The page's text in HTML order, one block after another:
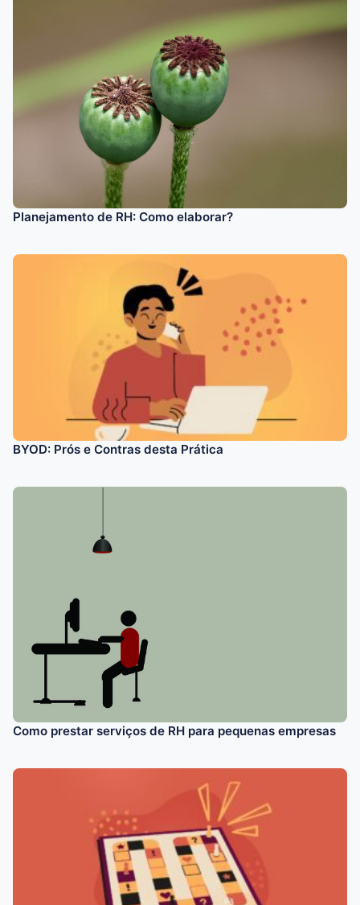
Planejamento de RH: Como elaborar?
BYOD: Prós e Contras desta Prática
Como prestar serviços de RH para pequenas empresas